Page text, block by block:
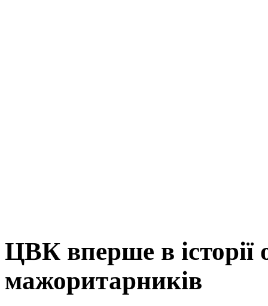
ЦВК вперше в історії
мажоритарників